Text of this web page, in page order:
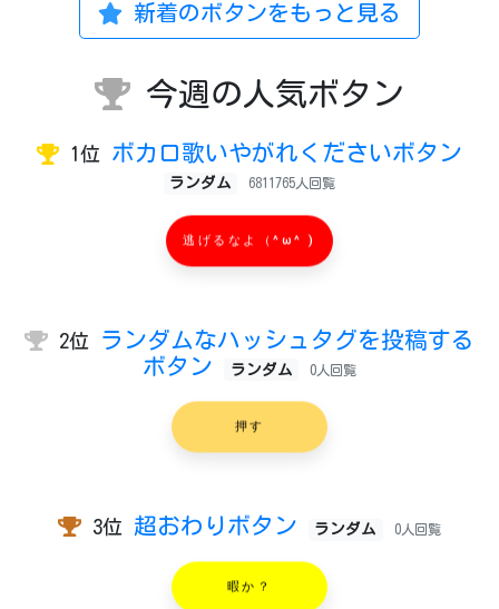
新着のボタンをもっと見る
今週の人気ボタン
1位 ボカロ歌いやがれくださいボタン
ランダム 6811765人回覧
逃げるなよ（^ω^ )
2位
ランダムなハッシュタグを投稿する
ボタン
ランダム 0人回覧
押す
3位 超おわりボタン ランダム 0人回覧
暇か？